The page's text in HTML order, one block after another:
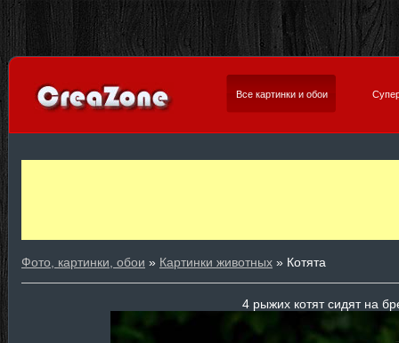
Все картинки и обои
Фото, картинки, обои » Картинки животных » Котята
4 рыжих котят сидят на